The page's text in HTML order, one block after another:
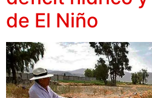
de El Niño